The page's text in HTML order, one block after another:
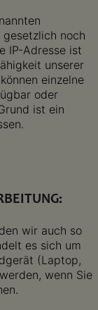
noch
IP-Adresse ist
unserer
einzelne
oder
ist ein
wir auch so
es sich um
(Laptop,
wenn Sie